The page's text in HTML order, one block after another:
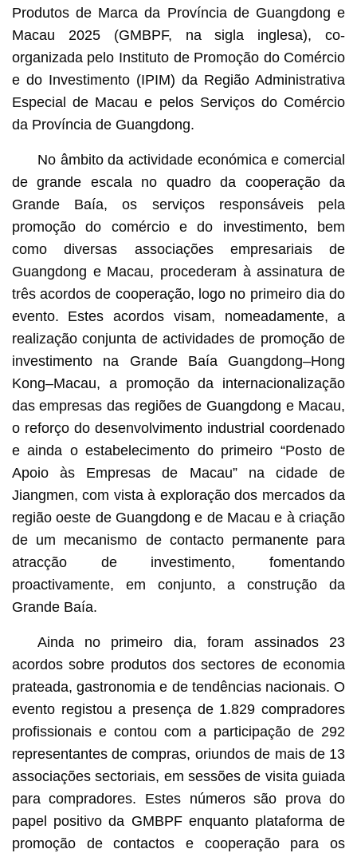
Produtos de Marca da Província de Guangdong e
Macau 2025 (GMBPF, na sigla inglesa), co-
organizada pelo Instituto de Promoção do Comércio
e do Investimento (IPIM) da Região Administrativa
Especial de Macau e pelos Serviços do Comércio
da Província de Guangdong.
No âmbito da actividade económica e comercial
de grande escala no quadro da cooperação da
Grande Baía, os serviços responsáveis pela
promoção do comércio e do investimento, bem
como diversas associações empresariais de
Guangdong e Macau, procederam à assinatura de
três acordos de cooperação, logo no primeiro dia do
evento. Estes acordos visam, nomeadamente, a
realização conjunta de actividades de promoção de
investimento na Grande Baía Guangdong­–Hong
Kong–Macau, a promoção da internacionalização
das empresas das regiões de Guangdong e Macau,
o reforço do desenvolvimento industrial coordenado
e ainda o estabelecimento do primeiro “Posto de
Apoio às Empresas de Macau” na cidade de
Jiangmen, com vista à exploração dos mercados da
região oeste de Guangdong e de Macau e à criação
de um mecanismo de contacto permanente para
atracção de investimento, fomentando
proactivamente, em conjunto, a construção da
Grande Baía.
Ainda no primeiro dia, foram assinados 23
acordos sobre produtos dos sectores de economia
prateada, gastronomia e de tendências nacionais. O
evento registou a presença de 1.829 compradores
profissionais e contou com a participação de 292
representantes de compras, oriundos de mais de 13
associações sectoriais, em sessões de visita guiada
para compradores. Estes números são prova do
papel positivo da GMBPF enquanto plataforma de
promoção de contactos e cooperação para os